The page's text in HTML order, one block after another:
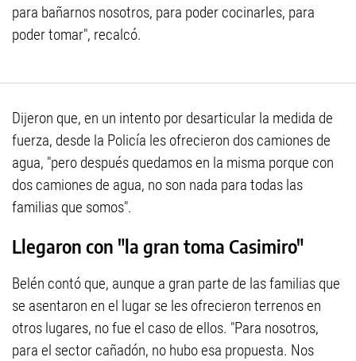
para bañarnos nosotros, para poder cocinarles, para
poder tomar", recalcó.
Dijeron que, en un intento por desarticular la medida de
fuerza, desde la Policía les ofrecieron dos camiones de
agua, "pero después quedamos en la misma porque con
dos camiones de agua, no son nada para todas las
familias que somos".
Llegaron con "la gran toma Casimiro"
Belén contó que, aunque a gran parte de las familias que
se asentaron en el lugar se les ofrecieron terrenos en
otros lugares, no fue el caso de ellos. "Para nosotros,
para el sector cañadón, no hubo esa propuesta. Nos